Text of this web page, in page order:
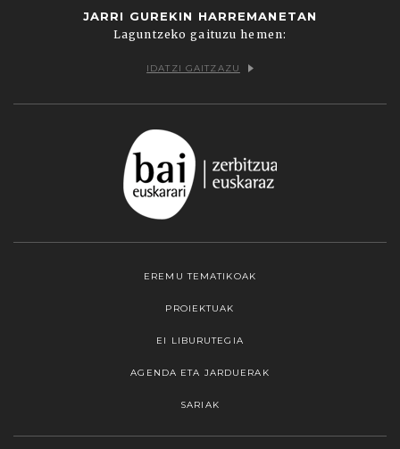
JARRI GUREKIN HARREMANETAN
Laguntzeko gaituzu hemen:
IDATZI GAITZAZU
EREMU TEMATIKOAK
PROIEKTUAK
EI LIBURUTEGIA
AGENDA ETA JARDUERAK
SARIAK